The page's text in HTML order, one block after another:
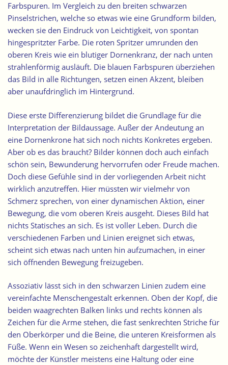
Farbspuren. Im Vergleich zu den breiten schwarzen
Pinselstrichen, welche so etwas wie eine Grundform bilden,
wecken sie den Eindruck von Leichtigkeit, von spontan
hingespritzter Farbe. Die roten Spritzer umrunden den
oberen Kreis wie ein blutiger Dornenkranz, der nach unten
strahlenförmig ausläuft. Die blauen Farbspuren überziehen
das Bild in alle Richtungen, setzen einen Akzent, bleiben
aber unaufdringlich im Hintergrund.
Diese erste Differenzierung bildet die Grundlage für die
Interpretation der Bildaussage. Außer der Andeutung an
eine Dornenkrone hat sich noch nichts Konkretes ergeben.
Aber ob es das braucht? Bilder können doch auch einfach
schön sein, Bewunderung hervorrufen oder Freude machen.
Doch diese Gefühle sind in der vorliegenden Arbeit nicht
wirklich anzutreffen. Hier müssten wir vielmehr von
Schmerz sprechen, von einer dynamischen Aktion, einer
Bewegung, die vom oberen Kreis ausgeht. Dieses Bild hat
nichts Statisches an sich. Es ist voller Leben. Durch die
verschiedenen Farben und Linien ereignet sich etwas,
scheint sich etwas nach unten hin aufzumachen, in einer
sich öffnenden Bewegung freizugeben.
Assoziativ lässt sich in den schwarzen Linien zudem eine
vereinfachte Menschengestalt erkennen. Oben der Kopf, die
beiden waagrechten Balken links und rechts können als
Zeichen für die Arme stehen, die fast senkrechten Striche für
den Oberkörper und die Beine, die unteren Kreisformen als
Füße. Wenn ein Wesen so zeichenhaft dargestellt wird,
möchte der Künstler meistens eine Haltung oder eine